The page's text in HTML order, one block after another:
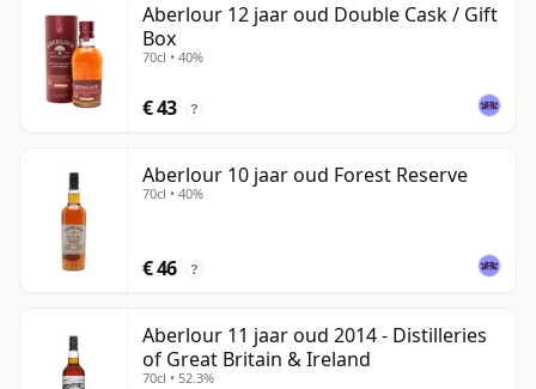
Aberlour 12 jaar oud Double Cask / Gift
Box
70cl • 40%
€ 43 ?
Aberlour 10 jaar oud Forest Reserve
70cl • 40%
€ 46 ?
Aberlour 11 jaar oud 2014 - Distilleries
of Great Britain & Ireland
70cl • 52.3%